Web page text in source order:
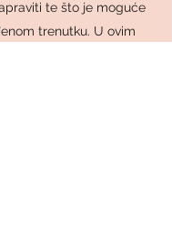
te što je moguće
trenutku. U ovim